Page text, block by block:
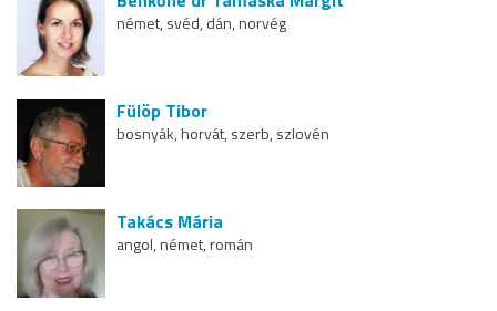
német, svéd, dán, norvég
Fülöp Tibor
bosnyák, horvát, szerb, szlovén
Takács Mária
angol, német, román